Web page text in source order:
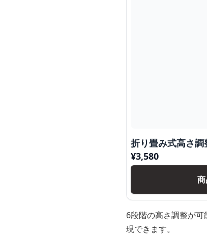
折り畳み式高さ
¥3,580
6段階の高さ調整が
現できます。